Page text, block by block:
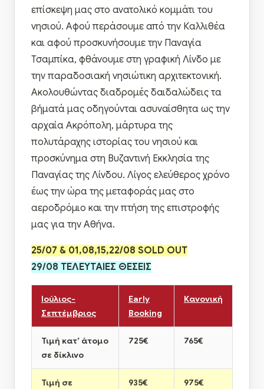
επίσκεψη μας στο ανατολικό κομμάτι του
νησιού. Αφού περάσουμε από την Καλλιθέα
και αφού προσκυνήσουμε την Παναγία
Τσαμπίκα, φθάνουμε στη γραφική Λίνδο με
την παραδοσιακή νησιώτικη αρχιτεκτονική.
Ακολουθώντας διαδρομές δαιδαλώδεις τα
βήματά μας οδηγούνται ασυναίσθητα ως την
αρχαία Ακρόπολη, μάρτυρα της
πολυτάραχης ιστορίας του νησιού και
προσκύνημα στη Βυζαντινή Εκκλησία της
Παναγίας της Λίνδου. Λίγος ελεύθερος χρόνο
έως την ώρα της μεταφοράς μας στο
αεροδρόμιο και την πτήση της επιστροφής
μας για την Αθήνα.
25/07 & 01,08,15,22/08 SOLD OUT
29/08 ΤΕΛΕΥΤΑΙΕΣ ΘΕΣΕΙΣ
Ιούλιος-
Σεπτέμβριος
Early
Booking
Κανονική
Τιμή κατ’ άτομο
σε δίκλινο
725€ 765€
Τιμή σε
935€ 975€